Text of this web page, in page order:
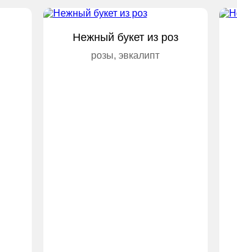
Нежный букет из роз
розы, эвкалипт